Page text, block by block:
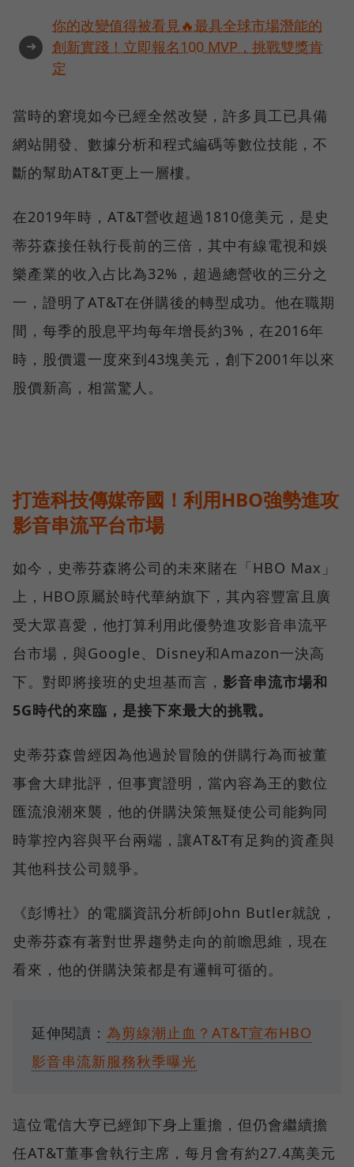
➜
你的改變值得被看見🔥最具全球市場潛能的
創新實踐！立即報名100 MVP，挑戰雙獎肯
定
當時的窘境如今已經全然改變，許多員工已具備
網站開發、數據分析和程式編碼等數位技能，不
斷的幫助AT&T更上一層樓。
在2019年時，AT&T營收超過1810億美元，是史
蒂芬森接任執行長前的三倍，其中有線電視和娛
樂產業的收入占比為32%，超過總營收的三分之
一，證明了AT&T在併購後的轉型成功。他在職期
間，每季的股息平均每年增長約3%，在2016年
時，股價還一度來到43塊美元，創下2001年以來
股價新高，相當驚人。
打造科技傳媒帝國！利用HBO強勢進攻
影音串流平台市場
如今，史蒂芬森將公司的未來賭在「HBO Max」
上，HBO原屬於時代華納旗下，其內容豐富且廣
受大眾喜愛，他打算利用此優勢進攻影音串流平
台市場，與Google、Disney和Amazon一決高
下。對即將接班的史坦基而言， 影音串流市場和
5G時代的來臨，是接下來最大的挑戰。
史蒂芬森曾經因為他過於冒險的併購行為而被董
事會大肆批評，但事實證明，當內容為王的數位
匯流浪潮來襲，他的併購決策無疑使公司能夠同
時掌控內容與平台兩端，讓AT&T有足夠的資產與
其他科技公司競爭。
《彭博社》的電腦資訊分析師John Butler就說，
史蒂芬森有著對世界趨勢走向的前瞻思維，現在
看來，他的併購決策都是有邏輯可循的。
延伸閱讀： 為剪線潮止血？AT&T宣布HBO
影音串流新服務秋季曝光
這位電信大亨已經卸下身上重擔，但仍會繼續擔
任AT&T董事會執行主席，每月會有約27.4萬美元